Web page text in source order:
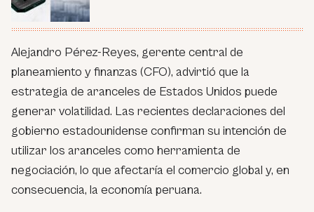
Alejandro Pérez-Reyes, gerente central de
planeamiento y finanzas (CFO), advirtió que la
estrategia de aranceles de Estados Unidos puede
generar volatilidad. Las recientes declaraciones del
gobierno estadounidense confirman su intención de
utilizar los aranceles como herramienta de
negociación, lo que afectaría el comercio global y, en
consecuencia, la economía peruana.